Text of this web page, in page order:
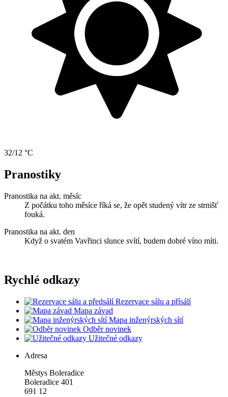
32/12 °C
Pranostiky
Pranostika na akt. měsíc
Z počátku toho měsíce říká se, že opět studený vítr ze strnišť
fouká.
Pranostika na akt. den
Když o svatém Vavřinci slunce svítí, budem dobré víno míti.
Rychlé odkazy
Rezervace sálu a přísálí
Mapa závad
Mapa inženýrských sítí
Odběr novinek
Užitečné odkazy
Adresa
Městys Boleradice
Boleradice 401
691 12